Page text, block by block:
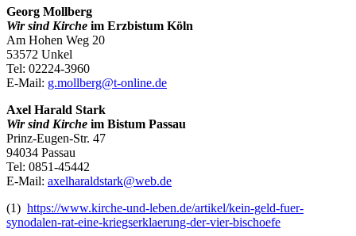
Georg Mollberg
Wir sind Kirche im Erzbistum Köln
Am Hohen Weg 20
53572 Unkel
Tel: 02224-3960
E-Mail: g.mollberg@t-online.de
Axel Harald Stark
Wir sind Kirche im Bistum Passau
Prinz-Eugen-Str. 47
94034 Passau
Tel: 0851-45442
E-Mail: axelharaldstark@web.de
(1) https://www.kirche-und-leben.de/artikel/kein-geld-fuer-
synodalen-rat-eine-kriegserklaerung-der-vier-bischoefe